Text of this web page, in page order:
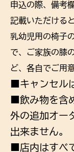
申込の際、備考
記載いただける
乳幼児用の椅子
で、ご家族の膝
ど、各自でご用
■キャンセル
■飲み物を含
外の追加オー
出来ません。
■店内はすべ